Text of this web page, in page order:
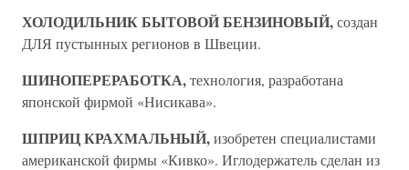
ХОЛОДИЛЬНИК БЫТОВОЙ БЕНЗИНОВЫЙ,создан
ДЛЯ пустынных регионов в Швеции.
ШИНОПЕРЕРАБОТКА,технология, разработана
японской фирмой «Нисикава».
ШПРИЦ КРАХМАЛЬНЫЙ,изобретен специалистами
американской фирмы «Кивко». Иглодержатель сделан из